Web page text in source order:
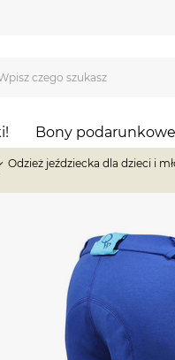
Bony podarunkowe
Odzież jeździecka dla dzieci i